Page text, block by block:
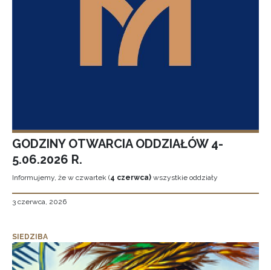
GODZINY OTWARCIA ODDZIAŁÓW 4-
5.06.2026 R.
Informujemy, że w czwartek (4 czerwca) wszystkie oddziały
3 czerwca, 2026
SIEDZIBA